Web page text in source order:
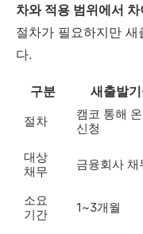
차와 적용 범위에서 차
절차가 필요하지만
다.
구분 새출발
절차
캠코 통해
신청
대상
채무
금융회사 채
소요
기간
1~3개월